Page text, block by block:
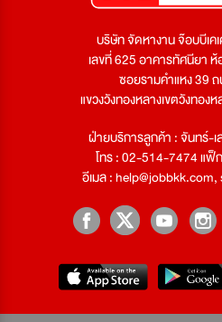
บริษัท จัดหางาน จ๊อบบีเ
เลขที่ 625 อาคารทัศนียา
ซอยรามคำแหง 39
แขวงวังทองหลางเขตวังทอง
ฝ่ายบริการลูกค้า : จันทร์-
โทร : 02-514-7474 แ
อีเมล :help@jobbkk.com,